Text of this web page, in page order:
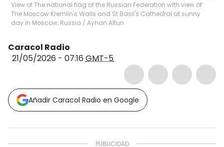
View of The national flag of the Russian Federation with view of
The Moscow Kremlin's Walls and St Basil's Cathedral at sunny
day in Moscow, Russia / Ayhan Altun
Caracol Radio
21/05/2026 - 07:16 GMT-5
Añadir Caracol Radio en Google